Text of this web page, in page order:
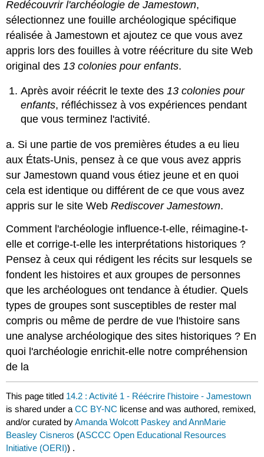
Redécouvrir l'archéologie de Jamestown,
sélectionnez une fouille archéologique spécifique
réalisée à Jamestown et ajoutez ce que vous avez
appris lors des fouilles à votre réécriture du site Web
original des13 colonies pour enfants.
Après avoir réécrit le texte des13 colonies pour
enfants, réfléchissez à vos expériences pendant
que vous terminez l'activité.
a. Si une partie de vos premières études a eu lieu
aux États-Unis, pensez à ce que vous avez appris
sur Jamestown quand vous étiez jeune et en quoi
cela est identique ou différent de ce que vous avez
appris sur le site WebRediscover Jamestown.
Comment l'archéologie influence-t-elle, réimagine-t-
elle et corrige-t-elle les interprétations historiques ?
Pensez à ceux qui rédigent les récits sur lesquels se
fondent les histoires et aux groupes de personnes
que les archéologues ont tendance à étudier. Quels
types de groupes sont susceptibles de rester mal
compris ou même de perdre de vue l'histoire sans
une analyse archéologique des sites historiques ? En
quoi l'archéologie enrichit-elle notre compréhension
de la
This page titled 14.2 : Activité 1 - Réécrire l'histoire - Jamestown
is shared under aCC BY-NC license and was authored, remixed,
and/or curated byAmanda Wolcott Paskey and AnnMarie
Beasley Cisneros (ASCCC Open Educational Resources
Initiative (OERI)) .